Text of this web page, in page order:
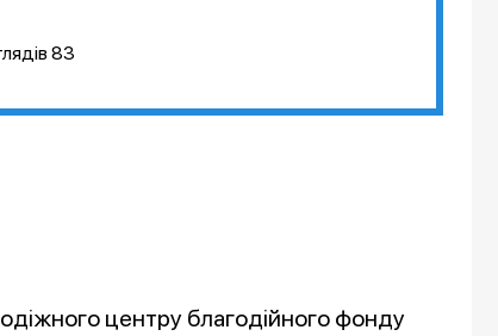
83
центру благодійного фонду